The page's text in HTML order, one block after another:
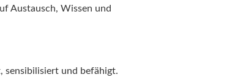
Austausch, Wissen und
sensibilisiert und befähigt.